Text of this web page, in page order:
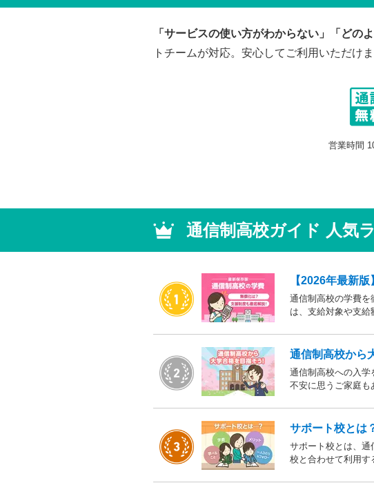
「サービスの使い方がわからない」「どの
トチームが対応。安心してご利用いただけま
営業時間
通信制高校ガイド 人気
【2026年最新
通信制高校の学費を
は、支給対象や支給
通信制高校から
通信制高校への入学
不安に思うご家庭も
合格実績を豊富にも
サポート校とは
サポート校とは、通
校と合わせて利用す